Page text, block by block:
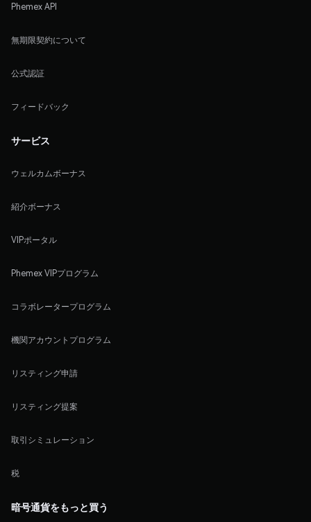
Phemex API
無期限契約について
公式認証
フィードバック
サービス
ウェルカムボーナス
紹介ボーナス
VIPポータル
Phemex VIPプログラム
コラボレータープログラム
機関アカウントプログラム
リスティング申請
リスティング提案
取引シミュレーション
税
暗号通貨をもっと買う